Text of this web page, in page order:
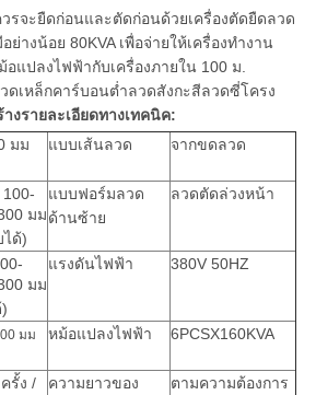
รจะยืดก่อนและตัดก่อนด้วยเครื่องตัดยืดลวด
างน้อย 80KVA เพื่อจ่ายให้เครื่องทำงาน
อแปลงไฟฟ้ากับเครื่องภายใน 100 ม.
ดเหล็กคาร์บอนต่ำลวดสังกะสีลวดซี่โครง
งรายละเอียดทางเทคนิค:
มม แบบเส้นลวด จากขดลวด
100-
มม
ได้)
แบบฟอร์มลวด
ด้านซ้าย
ลวดตัดล่วงหน้า
มม
แรงดันไฟฟ้า 380V 50HZ
มม หม้อแปลงไฟฟ้า 6PCSX160KVA
รั้ง /
ความยาวของ
ตามความต้องการ